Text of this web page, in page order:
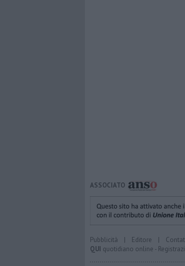
ASSOCIATO
Pubblicità | Editore |
QUI quotidiano online -